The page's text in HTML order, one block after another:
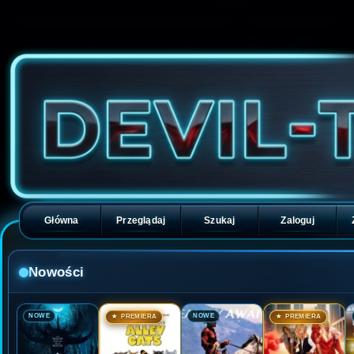
Główna Przeglądaj Szukaj Zaloguj
Nowości
🎬NOWE 🎬★ PREMIERA 🎬NOWE 🎬★ PREMIERA